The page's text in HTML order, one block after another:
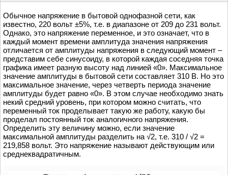
Обычное напряжение в бытовой однофазной сети, как
известно, 220 вольт ±5%, т.е. в диапазоне от 209 до 231 вольт.
Однако, это напряжение переменное, и это означает, что в
каждый момент времени амплитуда значения напряжения
отличается от амплитуды напряжения в следующий момент –
представим себе синусоиду, в которой каждая соседняя точка
графика имеет разную высоту над линией «0». Максимальное
значение амплитуды в бытовой сети составляет 310 В. Но это
максимальное значение, через четверть периода значение
амплитуды будет равно «0». В этом случае необходимо знать
некий средний уровень, при котором можно считать, что
переменный ток проделывает такую же работу, какую бы
проделал постоянный ток аналогичного напряжения.
Определить эту величину можно, если значение
максимальной амплитуды разделить на √2, т.е. 310 / √2 =
219,858 вольт. Это напряжение называют действующим или
среднеквадратичным.